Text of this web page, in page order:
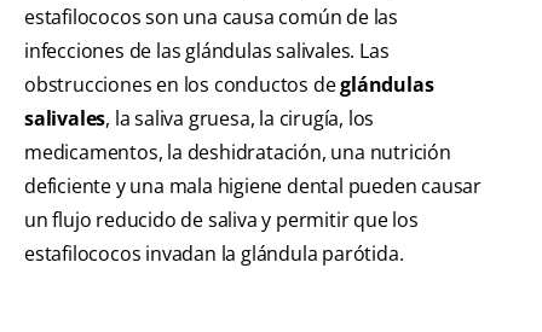
estafilococos son una causa común de las
infecciones de las glándulas salivales. Las
obstrucciones en los conductos deglándulas
salivales, la saliva gruesa, la cirugía, los
medicamentos, la deshidratación, una nutrición
deficiente y una mala higiene dental pueden causar
un flujo reducido de saliva y permitir que los
estafilococos invadan la glándula parótida.